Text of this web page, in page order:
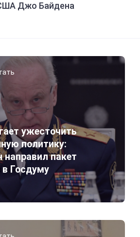
Джо Байдена
ужесточить
политику:
направил пакет
в Госдуму